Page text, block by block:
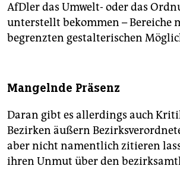
AfDler das Umwelt- oder das
unterstellt bekommen – Bereiche
begrenzten gestalterischen
Mangelnde Präsenz
Daran gibt es allerdings auch
Bezirken äußern
aber nicht namentlich zitieren
ihren Unmut über den